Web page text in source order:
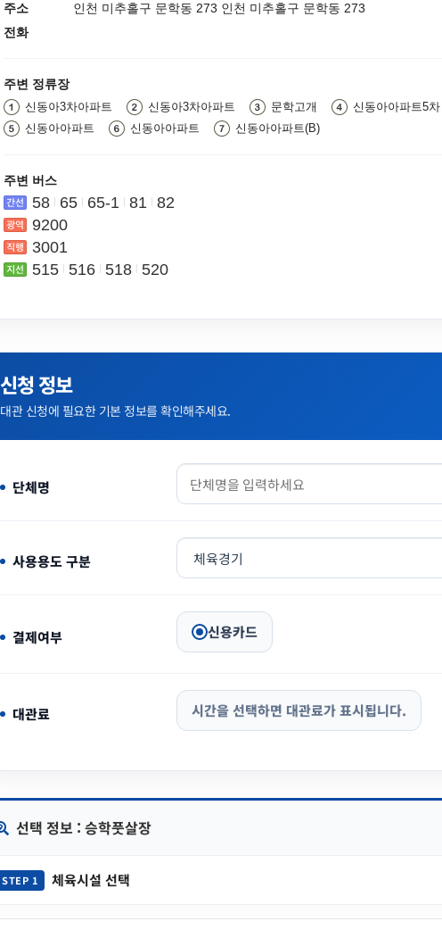
주소
인천 미추홀구 문학동 273 인천 미추홀구 문학동 273
전화
주변 정류장
신동아3차아파트 신동아3차아파트 문학고개
신동아아파트5차
신동아아파트
신동아아파트 신동아아파트(B)
주변 버스
58 65 65-1 81 82
9200
3001
515 516 518 520
신청 정보
대관 신청에 필요한 기본 정보를 확인해주세요.
단체명
사용용도 구분
결제여부 신용카드
대관료 시간을 선택하면 대관료가 표시됩니다.
선택 정보 : 승학풋살장
STEP 1 체육시설 선택